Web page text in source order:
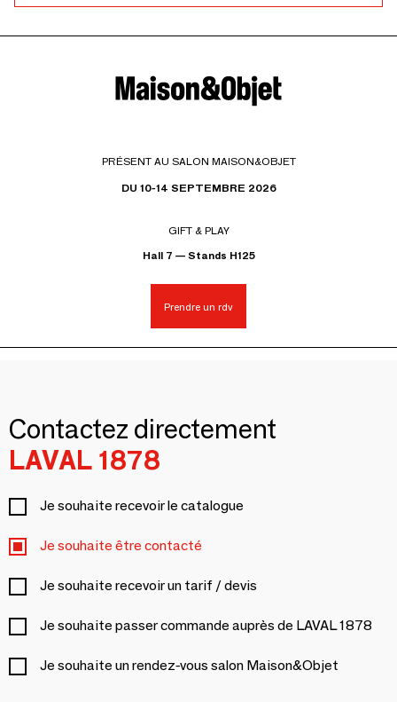
PRÉSENT AU SALON MAISON&OBJET
DU 10-14 SEPTEMBRE 2026
GIFT & PLAY
Hall 7 — Stands H125
Prendre un rdv
Contactez directement
LAVAL 1878
Je souhaite recevoir le catalogue
Je souhaite être contacté
Je souhaite recevoir un tarif / devis
Je souhaite passer commande auprès de LAVAL 1878
Je souhaite un rendez-vous salon Maison&Objet